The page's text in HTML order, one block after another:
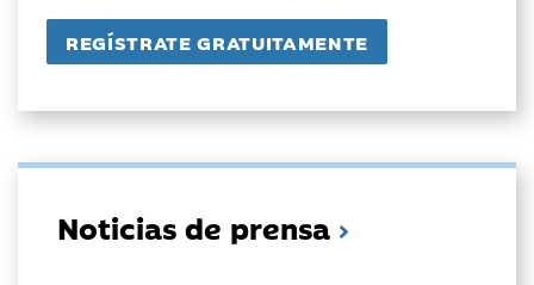
Noticias de prensa